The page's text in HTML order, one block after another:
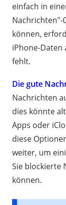
einfach in
Nachrichten"-
können,
iPhone-Daten
fehlt.
Die gute
Nachrichten
dies könnte
Apps oder
diese
weiter, um
Sie blockierte
können.